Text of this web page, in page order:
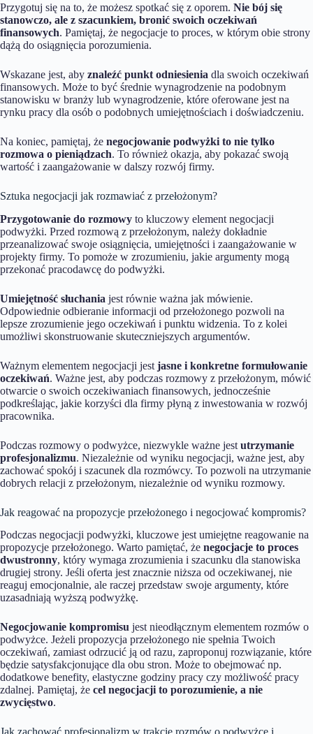
Przygotuj się na to, że możesz spotkać się z oporem. Nie bój się
stanowczo, ale z szacunkiem, bronić swoich oczekiwań
finansowych. Pamiętaj, że negocjacje to proces, w którym obie strony
dążą do osiągnięcia porozumienia.
Wskazane jest, aby znaleźć punkt odniesienia dla swoich oczekiwań
finansowych. Może to być średnie wynagrodzenie na podobnym
stanowisku w branży lub wynagrodzenie, które oferowane jest na
rynku pracy dla osób o podobnych umiejętnościach i doświadczeniu.
Na koniec, pamiętaj, że negocjowanie podwyżki to nie tylko
rozmowa o pieniądzach. To również okazja, aby pokazać swoją
wartość i zaangażowanie w dalszy rozwój firmy.
Sztuka negocjacji jak rozmawiać z przełożonym?
Przygotowanie do rozmowy to kluczowy element negocjacji
podwyżki. Przed rozmową z przełożonym, należy dokładnie
przeanalizować swoje osiągnięcia, umiejętności i zaangażowanie w
projekty firmy. To pomoże w zrozumieniu, jakie argumenty mogą
przekonać pracodawcę do podwyżki.
Umiejętność słuchania jest równie ważna jak mówienie.
Odpowiednie odbieranie informacji od przełożonego pozwoli na
lepsze zrozumienie jego oczekiwań i punktu widzenia. To z kolei
umożliwi skonstruowanie skuteczniejszych argumentów.
Ważnym elementem negocjacji jest jasne i konkretne formułowanie
oczekiwań. Ważne jest, aby podczas rozmowy z przełożonym, mówić
otwarcie o swoich oczekiwaniach finansowych, jednocześnie
podkreślając, jakie korzyści dla firmy płyną z inwestowania w rozwój
pracownika.
Podczas rozmowy o podwyżce, niezwykle ważne jest utrzymanie
profesjonalizmu. Niezależnie od wyniku negocjacji, ważne jest, aby
zachować spokój i szacunek dla rozmówcy. To pozwoli na utrzymanie
dobrych relacji z przełożonym, niezależnie od wyniku rozmowy.
Jak reagować na propozycje przełożonego i negocjować kompromis?
Podczas negocjacji podwyżki, kluczowe jest umiejętne reagowanie na
propozycje przełożonego. Warto pamiętać, że negocjacje to proces
dwustronny, który wymaga zrozumienia i szacunku dla stanowiska
drugiej strony. Jeśli oferta jest znacznie niższa od oczekiwanej, nie
reaguj emocjonalnie, ale raczej przedstaw swoje argumenty, które
uzasadniają wyższą podwyżkę.
Negocjowanie kompromisu jest nieodłącznym elementem rozmów o
podwyżce. Jeżeli propozycja przełożonego nie spełnia Twoich
oczekiwań, zamiast odrzucić ją od razu, zaproponuj rozwiązanie, które
będzie satysfakcjonujące dla obu stron. Może to obejmować np.
dodatkowe benefity, elastyczne godziny pracy czy możliwość pracy
zdalnej. Pamiętaj, że cel negocjacji to porozumienie, a nie
zwycięstwo.